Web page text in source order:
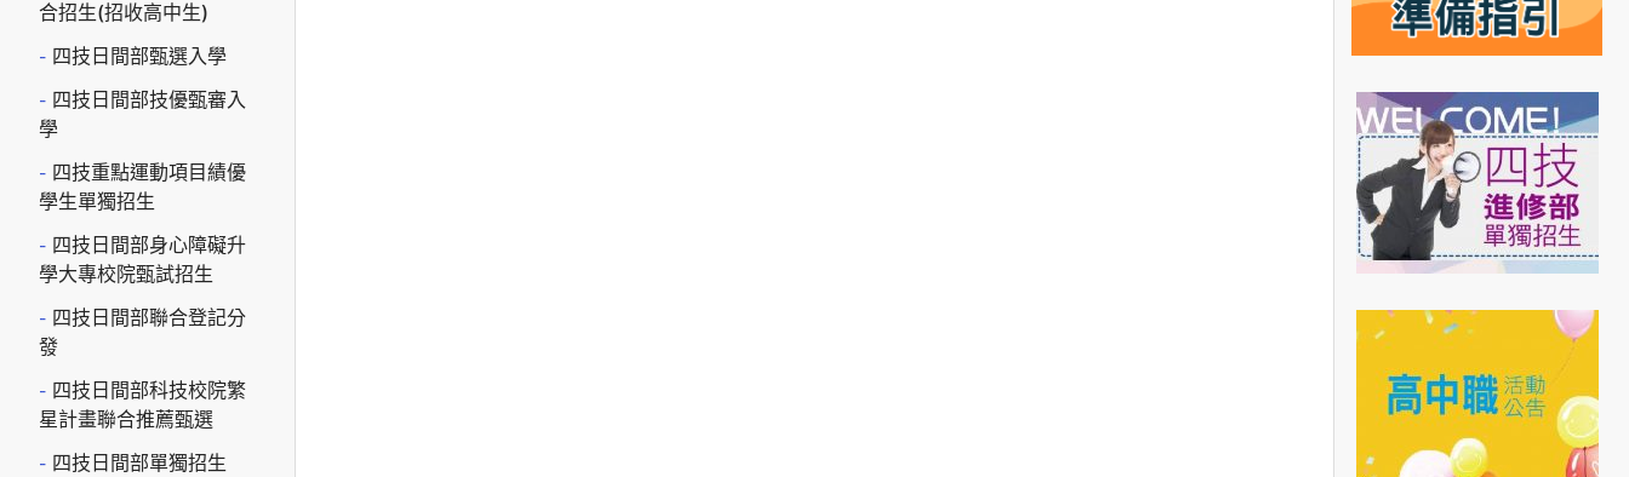
合招生(招收高中生)
四技日間部甄選入學
四技日間部技優甄審入
學
四技重點運動項目績優
學生單獨招生
四技日間部身心障礙升
學大專校院甄試招生
四技日間部聯合登記分
發
四技日間部科技校院繁
星計畫聯合推薦甄選
四技日間部單獨招生